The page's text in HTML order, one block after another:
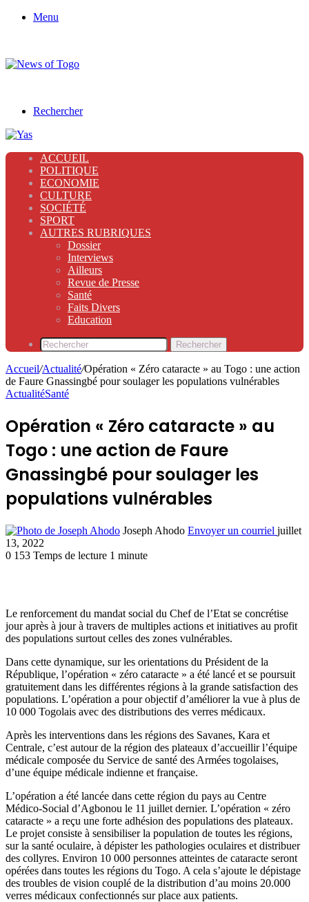
Menu
Rechercher
ACCUEIL
POLITIQUE
ECONOMIE
CULTURE
SOCIÉTÉ
SPORT
AUTRES RUBRIQUES
Dossier
Interviews
Ailleurs
Revue de Presse
Santé
Faits Divers
Education
Rechercher
Accueil/Actualité/Opération « Zéro cataracte » au Togo : une action
de Faure Gnassingbé pour soulager les populations vulnérables
ActualitéSanté
Opération « Zéro cataracte » au
Togo : une action de Faure
Gnassingbé pour soulager les
populations vulnérables
Joseph Ahodo Envoyer un courriel juillet
13, 2022
0 153 Temps de lecture 1 minute
Le renforcement du mandat social du Chef de l’Etat se concrétise
jour après à jour à travers de multiples actions et initiatives au profit
des populations surtout celles des zones vulnérables.
Dans cette dynamique, sur les orientations du Président de la
République, l’opération « zéro cataracte » a été lancé et se poursuit
gratuitement dans les différentes régions à la grande satisfaction des
populations. L’opération a pour objectif d’améliorer la vue à plus de
10 000 Togolais avec des distributions des verres médicaux.
Après les interventions dans les régions des Savanes, Kara et
Centrale, c’est autour de la région des plateaux d’accueillir l’équipe
médicale composée du Service de santé des Armées togolaises,
d’une équipe médicale indienne et française.
L’opération a été lancée dans cette région du pays au Centre
Médico-Social d’Agbonou le 11 juillet dernier. L’opération « zéro
cataracte » a reçu une forte adhésion des populations des plateaux.
Le projet consiste à sensibiliser la population de toutes les régions,
sur la santé oculaire, à dépister les pathologies oculaires et distribuer
des collyres. Environ 10 000 personnes atteintes de cataracte seront
opérées dans toutes les régions du Togo. A cela s’ajoute le dépistage
des troubles de vision couplé de la distribution d’au moins 20.000
verres médicaux confectionnés sur place aux patients.